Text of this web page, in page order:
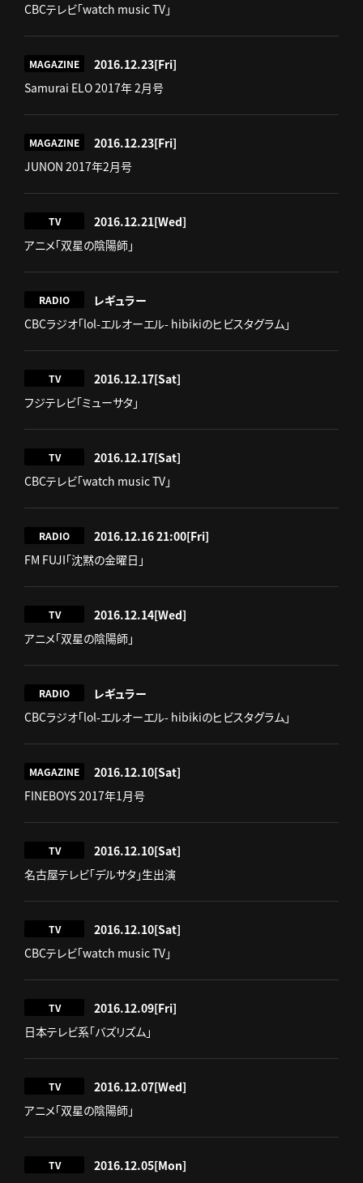
CBCテレビ「watch music TV」
MAGAZINE 2016.12.23[Fri]
Samurai ELO 2017年 2月号
MAGAZINE 2016.12.23[Fri]
JUNON 2017年2月号
TV 2016.12.21[Wed]
アニメ「双星の陰陽師」
RADIO
レギュラー
CBCラジオ「lol-エルオーエル- hibikiのヒビスタグラム」
TV 2016.12.17[Sat]
フジテレビ「ミューサタ」
TV 2016.12.17[Sat]
CBCテレビ「watch music TV」
RADIO 2016.12.16 21:00[Fri]
FM FUJI「沈黙の金曜日」
TV 2016.12.14[Wed]
アニメ「双星の陰陽師」
RADIO
レギュラー
CBCラジオ「lol-エルオーエル- hibikiのヒビスタグラム」
MAGAZINE 2016.12.10[Sat]
FINEBOYS 2017年1月号
TV 2016.12.10[Sat]
名古屋テレビ「デルサタ」生出演
TV 2016.12.10[Sat]
CBCテレビ「watch music TV」
TV 2016.12.09[Fri]
日本テレビ系「バズリズム」
TV 2016.12.07[Wed]
アニメ「双星の陰陽師」
TV 2016.12.05[Mon]